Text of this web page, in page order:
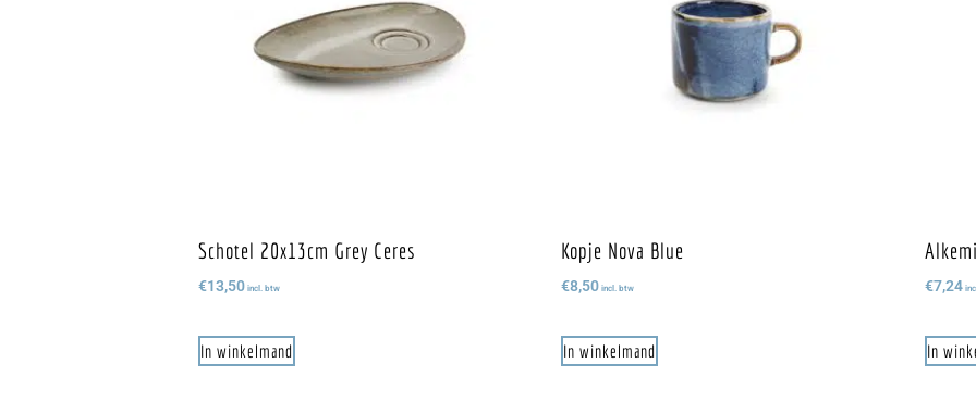
Schotel 20x13cm Grey Ceres
€13,50 incl. btw
In winkelmand
Kopje Nova Blue
€8,50 incl. btw
In winkelmand
€7,24
In